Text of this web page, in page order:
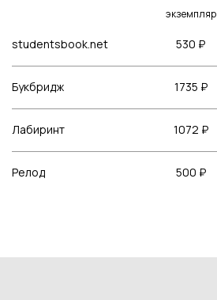
экземпляр
studentsbook.net 530 ₽
Букбридж 1735 ₽
Лабиринт 1072 ₽
Релод 500 ₽